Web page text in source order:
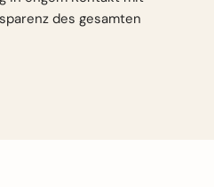
des gesamten